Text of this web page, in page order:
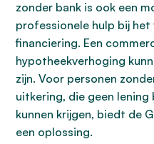
zonder bank is ook een
professionele hulp bij
financiering. Een
hypotheekverhoging
zijn. Voor personen
uitkering, die geen lening
kunnen krijgen, biedt de
een oplossing.